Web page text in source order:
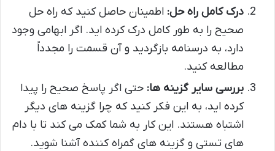
درک کامل راه حل: اطمینان حاصل کنید که راه حل
صحیح را به طور کامل درک کرده اید. اگر ابهامی وجود
دارد، به درسنامه بازگردید و آن قسمت را مجدداً
مطالعه کنید.
بررسی سایر گزینه ها: حتی اگر پاسخ صحیح را پیدا
کرده اید، به این فکر کنید که چرا گزینه های دیگر
اشتباه هستند. این کار به شما کمک می کند تا با دام
های تستی و گزینه های گمراه کننده آشنا شوید.